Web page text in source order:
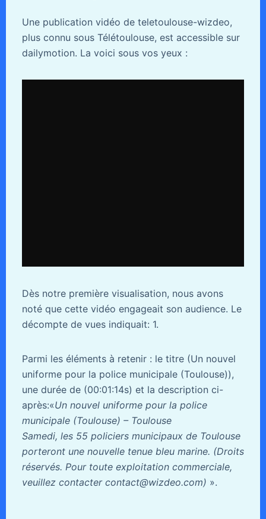
Une publication vidéo de teletoulouse-wizdeo,
plus connu sous Télétoulouse, est accessible sur
dailymotion. La voici sous vos yeux :
Dès notre première visualisation, nous avons
noté que cette vidéo engageait son audience. Le
décompte de vues indiquait: 1.
Parmi les éléments à retenir : le titre (Un nouvel
uniforme pour la police municipale (Toulouse)),
une durée de (00:01:14s) et la description ci-
après:«Un nouvel uniforme pour la police
municipale (Toulouse) – Toulouse
Samedi, les 55 policiers municipaux de Toulouse
porteront une nouvelle tenue bleu marine. (Droits
réservés. Pour toute exploitation commerciale,
veuillez contacter contact@wizdeo.com) ».